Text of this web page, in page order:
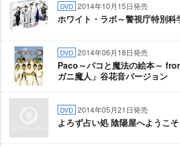
DVD 2014年10月15日発売
ホワイト・ラボ～警視庁特別科
DVD 2014年06月18日発売
Paco～パコと魔法の絵本～
ガニ魔人」谷花音バージョン
DVD 2014年05月21日発売
よろず占い処 陰陽屋へようこ